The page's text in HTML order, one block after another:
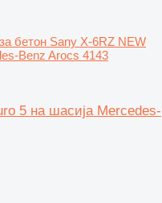
бетон Sany X-6RZ NEW
Benz Arocs 4143
5 на шасија Mercedes-